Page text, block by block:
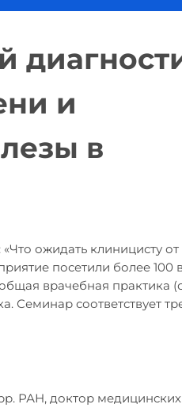
и
в
ожидать клиницисту
посетили более 100
врачебная практика
Семинар соответствует
РАН, доктор